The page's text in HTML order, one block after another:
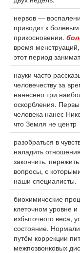
нервов —
приводит к
прикосновении.
время
этот период
науки часто
человечеству за
нанесено три
оскорбления.
человека нанес
что Земля не центр
разобраться в
наладить
закончить, пережить
вопросы, с
наши специалисты.
биохимические
клеточном уровне
избыточного веса,
состояние.
путём коррекции
межпозвонковых